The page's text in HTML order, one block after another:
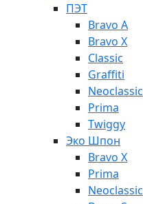
ПЭТ
Bravo A
Bravo X
Classic
Graffiti
Neoclassic
Prima
Twiggy
Эко Шпон
Bravo X
Prima
Neoclassic